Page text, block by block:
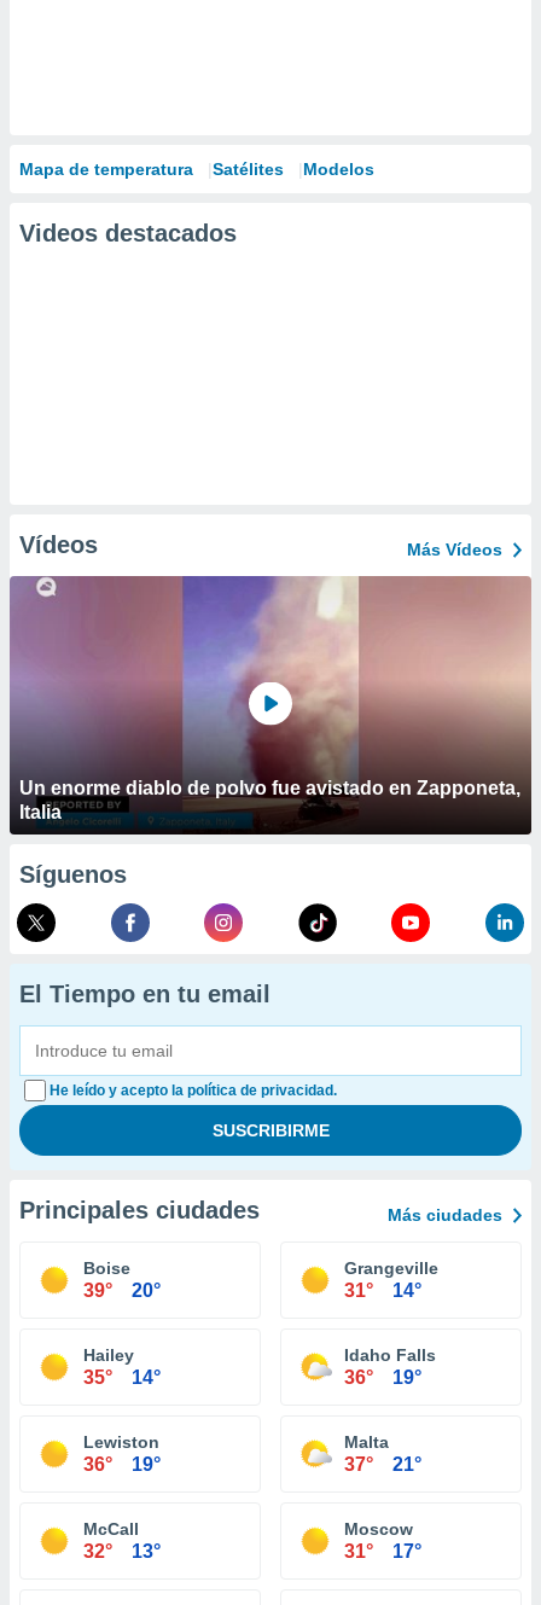
Mapa de temperatura Satélites Modelos
Videos destacados
Vídeos Más Vídeos
Un enorme diablo de polvo fue avistado en Zapponeta,
Italia
Síguenos
El Tiempo en tu email
He leído y acepto la política de privacidad.
Principales ciudades Más ciudades
Boise
39° 20°
Grangeville
31° 14°
Hailey
35° 14°
Idaho Falls
36° 19°
Lewiston
36° 19°
Malta
37° 21°
McCall
32° 13°
Moscow
31° 17°